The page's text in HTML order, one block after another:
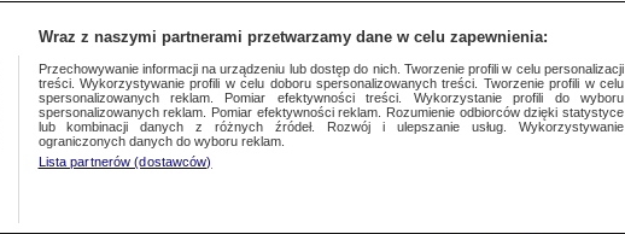
SUBSKRYBUJ
Wraz z naszymi partnerami przetwarzamy dane w celu zapewnienia:
Przechowywanie informacji na urządzeniu lub dostęp do nich. Tworzenie profili w celu personalizacji
treści. Wykorzystywanie profili w celu doboru spersonalizowanych treści. Tworzenie profili w celu
spersonalizowanych reklam. Pomiar efektywności treści. Wykorzystanie profili do wyboru
spersonalizowanych reklam. Pomiar efektywności reklam. Rozumienie odbiorców dzięki statystyce
lub kombinacji danych z różnych źródeł. Rozwój i ulepszanie usług. Wykorzystywanie
ograniczonych danych do wyboru reklam.
Lista partnerów (dostawców)